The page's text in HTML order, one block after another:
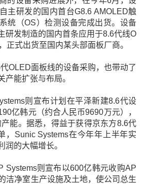
主研发的国内首台G8.6 AMOLED触
统（OS）检测设备完成出货。设备
研发制造的国内首条应用于8.6代线O
正式出货至国内某头部面板厂商。
OLED面板线的设备采购，也带动了
产能扩张与布局。
则宣布计划在平泽新建8.6代设
亿韩元（约合人民币9690万元），
能。据悉，得益于获得京东方8.6代
，Sunic Systems在今年年上半年实
润的大幅增长。
Systems则宣布以600亿韩元收购AP
洁净室生产设施及土地，使公司总生